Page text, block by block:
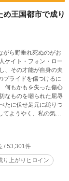
王国都市で成り
がら野垂れ死ぬのがお
、その才能が自身の夫
プライドを傷つけるに
何もかもを失った傷心
なものを嘲られた屈辱
てようやく、私の気持
引きに身悶えしなが
は、やがて王国都市
る……。 ※不定期
ご了承ください。
/ 53,301件
り上がりヒロイン